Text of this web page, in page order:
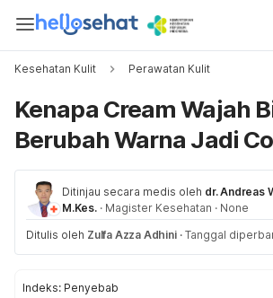
Kesehatan Kulit Perawatan Kulit
Kenapa Cream Wajah
Berubah Warna Jadi
Ditinjau secara medis oleh dr. Andreas
M.Kes. · Magister Kesehatan · None
Ditulis oleh Zulfa Azza Adhini · Tanggal
Indeks: Penyebab